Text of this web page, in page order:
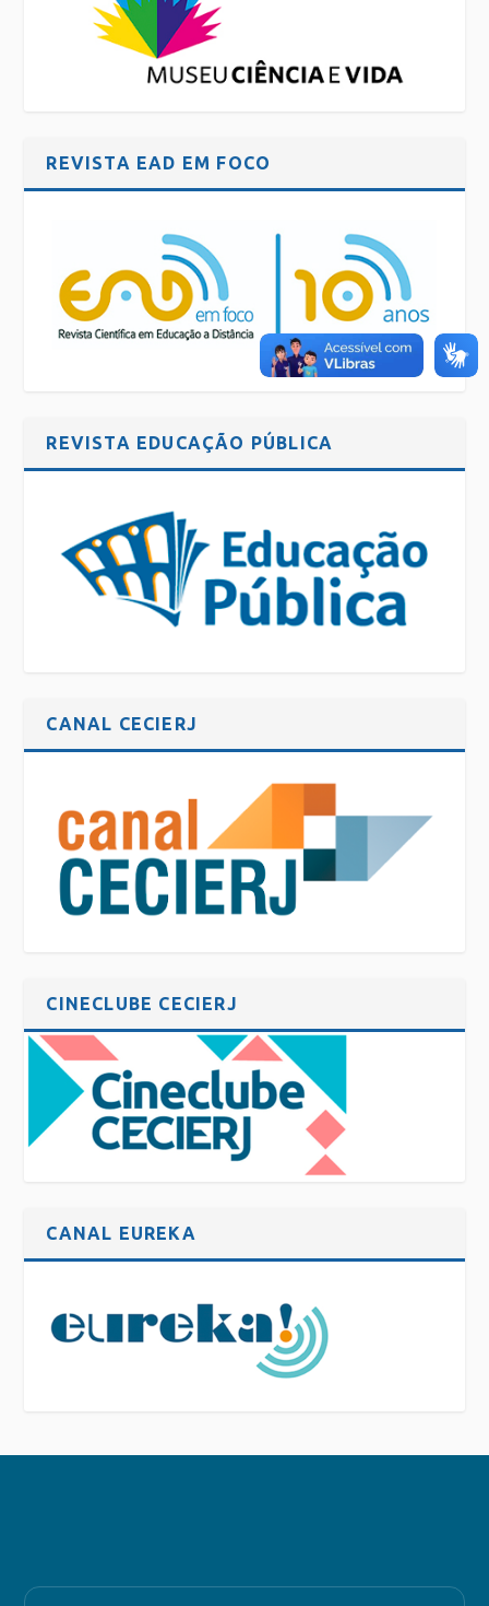
REVISTA EAD EM FOCO
REVISTA EDUCAÇÃO PÚBLICA
CANAL CECIERJ
CINECLUBE CECIERJ
CANAL EUREKA